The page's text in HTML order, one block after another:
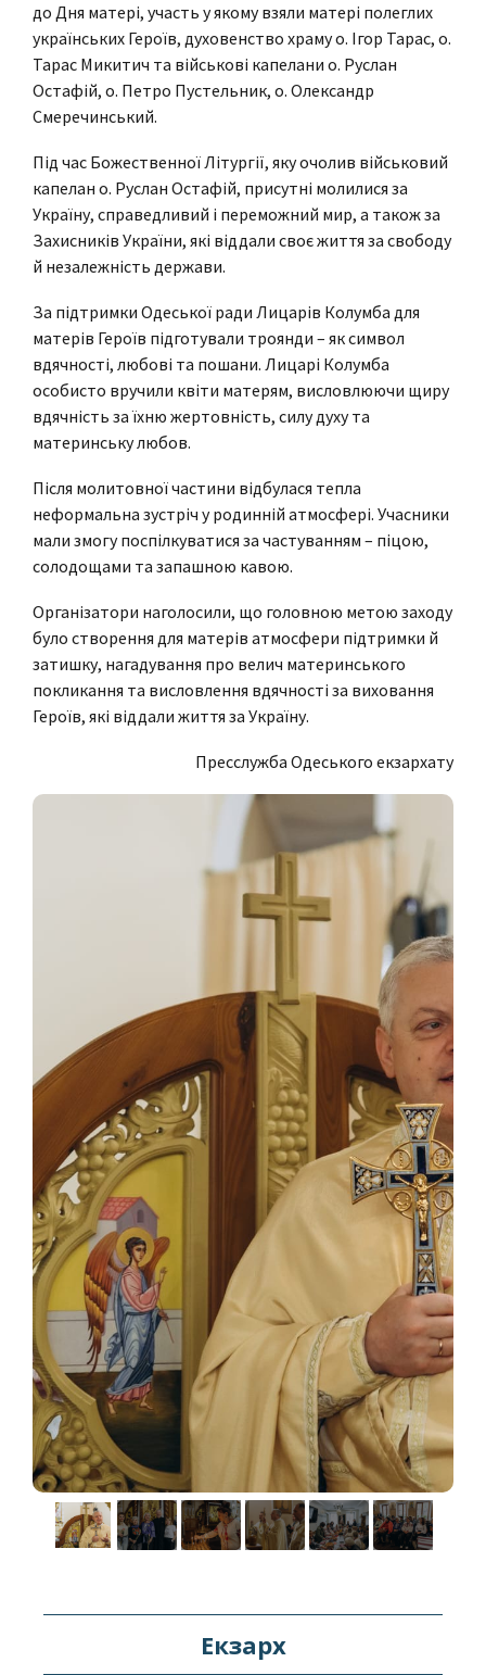
до Дня матері, участь у якому взяли матері полеглих
українських Героїв, духовенство храму о. Ігор Тарас, о.
Тарас Микитич та військові капелани о. Руслан
Остафій, о. Петро Пустельник, о. Олександр
Смеречинський.
Під час Божественної Літургії, яку очолив військовий
капелан о. Руслан Остафій, присутні молилися за
Україну, справедливий і переможний мир, а також за
Захисників України, які віддали своє життя за свободу
й незалежність держави.
За підтримки Одеської ради Лицарів Колумба для
матерів Героїв підготували троянди – як символ
вдячності, любові та пошани. Лицарі Колумба
особисто вручили квіти матерям, висловлюючи щиру
вдячність за їхню жертовність, силу духу та
материнську любов.
Після молитовної частини відбулася тепла
неформальна зустріч у родинній атмосфері. Учасники
мали змогу поспілкуватися за частуванням – піцою,
солодощами та запашною кавою.
Організатори наголосили, що головною метою заходу
було створення для матерів атмосфери підтримки й
затишку, нагадування про велич материнського
покликання та висловлення вдячності за виховання
Героїв, які віддали життя за Україну.
Пресслужба Одеського екзархату
Екзарх